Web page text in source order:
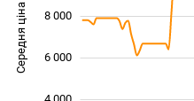
Середня ціна 6 000
8 000